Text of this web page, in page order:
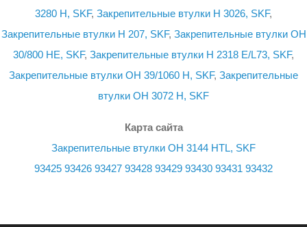
3280 H, SKF, Закрепительные втулки H 3026, SKF,
Закрепительные втулки H 207, SKF, Закрепительные втулки OH
30/800 HE, SKF, Закрепительные втулки H 2318 E/L73, SKF,
Закрепительные втулки OH 39/1060 H, SKF, Закрепительные
втулки OH 3072 H, SKF
Карта сайта
Закрепительные втулки OH 3144 HTL, SKF
93425 93426 93427 93428 93429 93430 93431 93432